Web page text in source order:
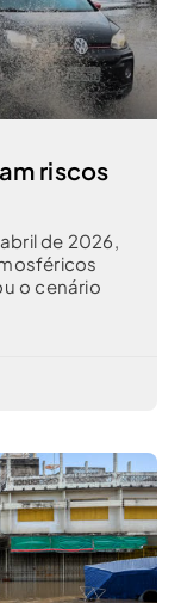
riscos
de 2026,
o cenário